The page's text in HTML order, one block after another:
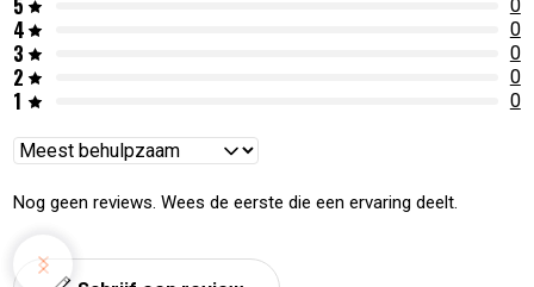
5 0
4 0
3 0
2 0
1 0
Reviews
Nog geen reviews. Wees de eerste die een ervaring deelt.